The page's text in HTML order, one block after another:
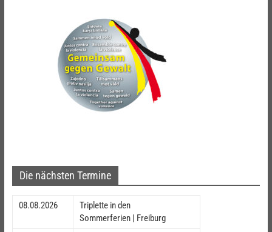
Die nächsten Termine
08.08.2026
Triplette in den
Sommerferien | Freiburg